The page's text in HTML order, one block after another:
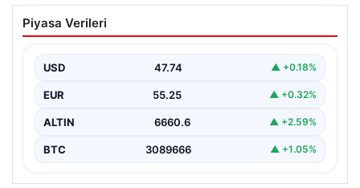
TÜGVA’dan çocuklar için meydan
şenlikleri
Piyasa Verileri
USD 47.74 ▲ +0.18%
EUR 55.25 ▲ +0.32%
ALTIN 6660.6 ▲ +2.59%
BTC 3089666 ▲ +1.05%